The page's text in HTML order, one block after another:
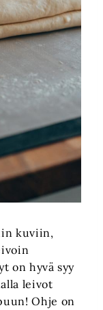
kuviin,
on hyvä syy
leivot
Ohje on